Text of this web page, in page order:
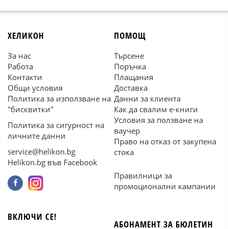
ХЕЛИКОН
За нас
Работа
Контакти
Общи условия
Политика за използване на
"бисквитки"
Политика за сигурност на
личните данни
service@helikon.bg
Helikon.bg във Facebook
ПОМОЩ
Търсене
Поръчка
Плащания
Доставка
Данни за клиента
Как да свалим е-книги
Условия за ползване на
ваучер
Право на отказ от закупена
стока
Правилници за
промоционални кампании
ВКЛЮЧИ СЕ!
АБОНАМЕНТ ЗА БЮЛЕТИН